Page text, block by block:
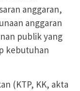
anggaran,
anggaran
publik yang
kebutuhan
(KTP, KK, akta